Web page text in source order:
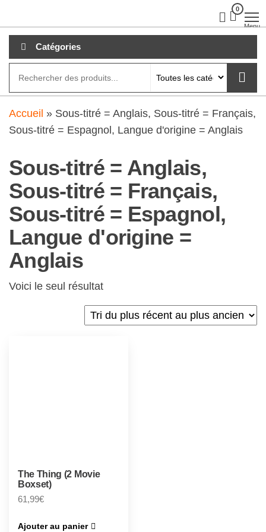
au
contenu
0
Menu
Catégories
Accueil » Sous-titré = Anglais, Sous-titré = Français,
Sous-titré = Espagnol, Langue d'origine = Anglais
Sous-titré = Anglais,
Sous-titré = Français,
Sous-titré = Espagnol,
Langue d'origine =
Anglais
Voici le seul résultat
The Thing (2 Movie
Boxset)
61,99€
Ajouter au panier